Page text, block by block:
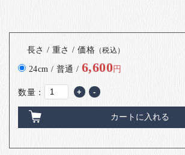
長さ / 重さ / 価格 （税込）
24cm / 普通 /6,600円
数量： + -
カートに入れる